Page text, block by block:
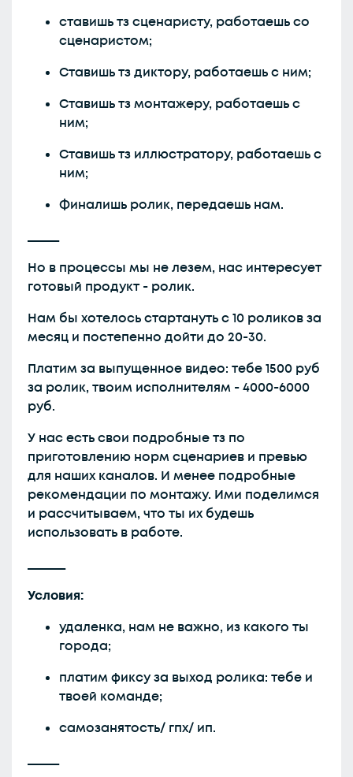
ставишь тз сценаристу, работаешь со
сценаристом;
Ставишь тз диктору, работаешь с ним;
Ставишь тз монтажеру, работаешь с
ним;
Ставишь тз иллюстратору, работаешь с
ним;
Финалишь ролик, передаешь нам.
_____
Но в процессы мы не лезем, нас интересует
готовый продукт - ролик.
Нам бы хотелось стартануть с 10 роликов за
месяц и постепенно дойти до 20-30.
Платим за выпущенное видео: тебе 1500 руб
за ролик, твоим исполнителям - 4000-6000
руб.
У нас есть свои подробные тз по
приготовлению норм сценариев и превью
для наших каналов. И менее подробные
рекомендации по монтажу. Ими поделимся
и рассчитываем, что ты их будешь
использовать в работе.
______
Условия:
удаленка, нам не важно, из какого ты
города;
платим фиксу за выход ролика: тебе и
твоей команде;
самозанятость/ гпх/ ип.
_____